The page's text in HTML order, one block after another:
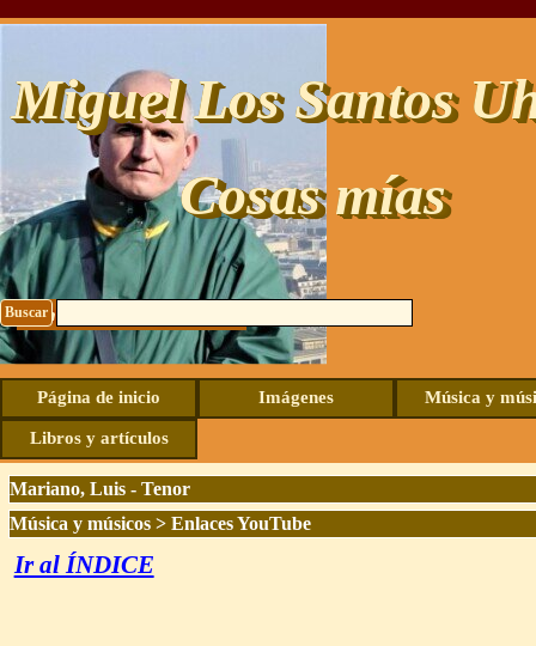
Miguel Los Santos
Cosas mías
Buscar
Contacto: uhide@live.com
Página de inicio Imágenes Música y
Libros y artículos
Mariano, Luis - Tenor
Música y músicos> Enlaces YouTube
Ir al ÍNDICE